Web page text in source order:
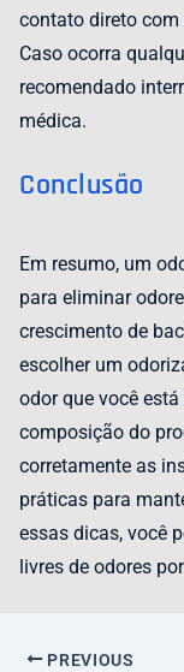
contato direto
Caso ocorra
recomendado
médica.
Conclusão
Em resumo, um
para eliminar
crescimento de
escolher um
odor que você
composição do
corretamente as
práticas para
essas dicas, você
livres de odores
PREVIOUS